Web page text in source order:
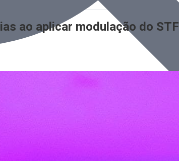
ao aplicar modulação do STF